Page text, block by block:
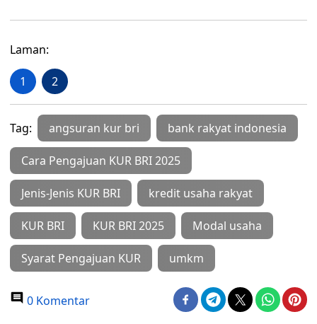
Laman:
1 2
Tag: angsuran kur bri bank rakyat indonesia
Cara Pengajuan KUR BRI 2025
Jenis-Jenis KUR BRI kredit usaha rakyat
KUR BRI KUR BRI 2025 Modal usaha
Syarat Pengajuan KUR umkm
0 Komentar